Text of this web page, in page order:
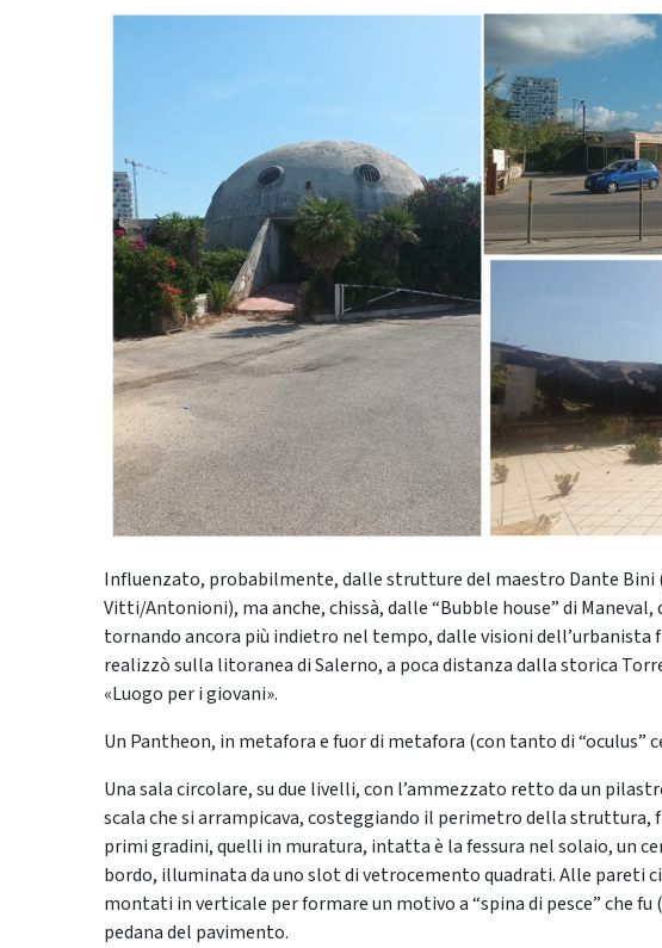
Influenzato, probabilmente, dalle strutture del maestro Dante Bini
Vitti/Antonioni), ma anche, chissà, dalle “Bubble house” di Maneval,
tornando ancora più indietro nel tempo, dalle visioni dell’urbanista
realizzò sulla litoranea di Salerno, a poca distanza dalla storica
«Luogo per i giovani».
Un Pantheon, in metafora e fuor di metafora (con tanto di “oculus”
Una sala circolare, su due livelli, con l’ammezzato retto da un
scala che si arrampicava, costeggiando il perimetro della struttura,
primi gradini, quelli in muratura, intatta è la fessura nel solaio, un
bordo, illuminata da uno slot di vetrocemento quadrati. Alle pareti
montati in verticale per formare un motivo a “spina di pesce” che
pedana del pavimento.